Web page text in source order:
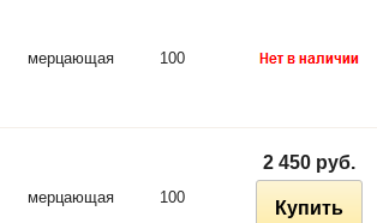
мерцающая 100
мерцающая 100
2 450 руб.
Купить